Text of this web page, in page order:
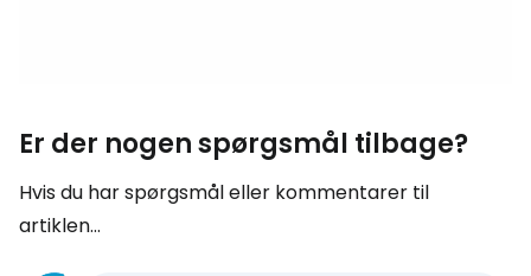
Er der nogen spørgsmål tilbage?
Hvis du har spørgsmål eller kommentarer til
artiklen...